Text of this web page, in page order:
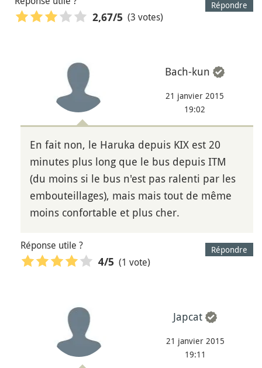
Répondre
2,67/5 (3 votes)
Bach-kun
21 janvier 2015
19:02
En fait non, le Haruka depuis KIX est 20
minutes plus long que le bus depuis ITM
(du moins si le bus n'est pas ralenti par les
embouteillages), mais mais tout de même
moins confortable et plus cher.
Répondre
Réponse utile ?
4/5 (1 vote)
Japcat
21 janvier 2015
19:11